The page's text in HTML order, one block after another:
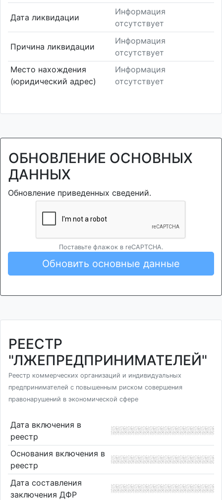
Дата ликвидации
Информация
отсутствует
Причина ликвидации
Информация
отсутствует
Место нахождения
(юридический адрес)
Информация
отсутствует
ОБНОВЛЕНИЕ ОСНОВНЫХ
ДАННЫХ
Обновление приведенных сведений.
Поставьте флажок в reCAPTCHA.
Обновить основные данные
РЕЕСТР
"ЛЖЕПРЕДПРИНИМАТЕЛЕЙ"
Реестр коммерческих организаций и индивидуальных
предпринимателей с повышенным риском совершения
правонарушений в экономической сфере
Дата включения в
реестр
Основания включения в
реестр
Дата составления
заключения ДФР